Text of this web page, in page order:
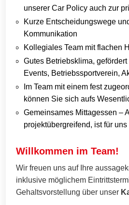
unserer Car Policy auch zur
Kurze Entscheidungswege
Kommunikation
Kollegiales Team mit flachen
Gutes Betriebsklima,
Events, Betriebssportverein,
Im Team mit einem fest
können Sie sich aufs
Gemeinsames Mittagessen –
projektübergreifend, ist für
Willkommen im Team!
Wir freuen uns auf Ihre
inklusive möglichem
Gehaltsvorstellung über unser